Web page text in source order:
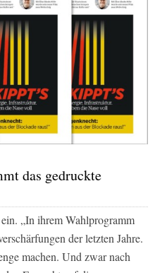
das gedruckte
„In ihrem Wahlprogramm
der letzten Jahre.
machen. Und zwar nach